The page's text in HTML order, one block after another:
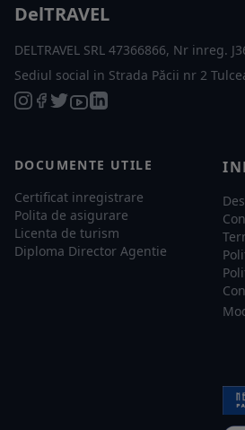
DelTRAVEL
DELTRAVEL SRL 47366866, Nr inreg.
Sediul social in Strada Păcii nr 2
DOCUMENTE UTILE
Certificat inregistrare
Polita de asigurare
Licenta de turism
Diploma Director Agentie